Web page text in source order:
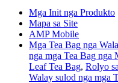
Mga Init nga Produkto
Mapa sa Site
AMP Mobile
Mga Tea Bag nga
nga mga Tea Bag nga
Leaf Tea Bag, Rolyo
Walay sulod nga mga